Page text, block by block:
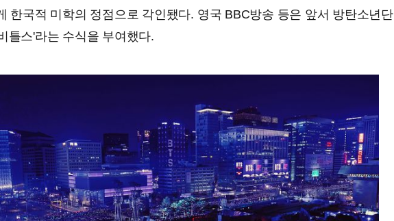
한국적 미학의 정점으로 각인됐다. 영국 BBC방송 등은 앞서 방탄소년단
틀스'라는 수식을 부여했다.